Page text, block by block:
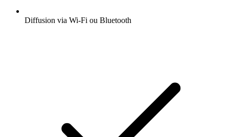
Diffusion via Wi-Fi ou Bluetooth